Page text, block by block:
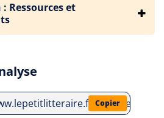
Ressources et
analyses-
Copier